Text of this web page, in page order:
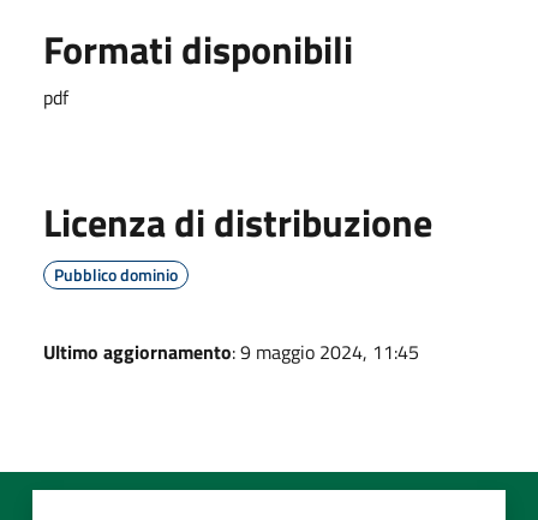
Formati disponibili
pdf
Licenza di distribuzione
Pubblico dominio
Ultimo aggiornamento: 9 maggio 2024, 11:45